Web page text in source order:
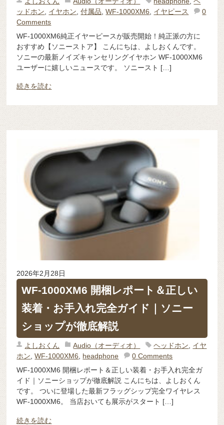
ッドホン
イヤホン ,付属品 ,WF-1000XM6 イヤピース
0
Comments
WF-1000XM6純正イヤーピースが販売開始！純正派の方に
おすすめ【ソニーストア】 こんにちは、よしおくんです。
ソニーの最新ノイズキャンセリングイヤホン WF-1000XM6
ユーザーに嬉しいニュースです。 ソニースト […]
続きを読む
2026年2月28日
WF-1000XM6 開梱レポート＆正しい
装着・お手入れ完全ガイド｜ソニー
ショップが徹底解説
よしおくん Audio（オーディオ） ヘッドホン
イヤ
ホン ,WF-1000XM6 headphone
0 Comments
WF-1000XM6 開梱レポート＆正しい装着・お手入れ完全ガ
イド｜ソニーショップが徹底解説 こんにちは、よしおくん
です。 ついに登場した最新フラッグシップ完全ワイヤレス
WF-1000XM6。 当店おいても展示がスタート […]
続きを読む